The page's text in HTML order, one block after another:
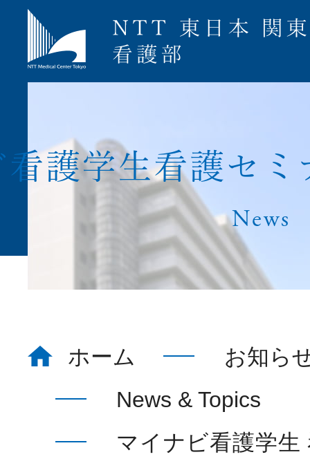
ホーム
看護部について About
募集要項
ナース専科就
看護学生看護セ ミ
News
ホーム
お知ら
News & Topics
マイナビ看護学